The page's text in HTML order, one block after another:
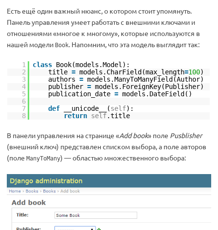
Есть ещё один важный нюанс, о котором стоит упомянуть.
Панель управления умеет работать с внешними ключами и
отношениями «многое к многому», которые используются в
нашей модели Book. Напомним, что эта модель выглядит так:
1 class Book(models.Model):
2
title = models.CharField(max_length=100)
3
authors = models.ManyToManyField(Author)
4
publisher = models.ForeignKey(Publisher)
5
publication_date = models.DateField()
6
7
def __unicode__(self):
8
return self.title
В панели управления на странице «Add book» поле Pusblisher
(внешний ключ) представлен списком выбора, а поле авторов
(поле ManyToMany) — областью множественного выбора: